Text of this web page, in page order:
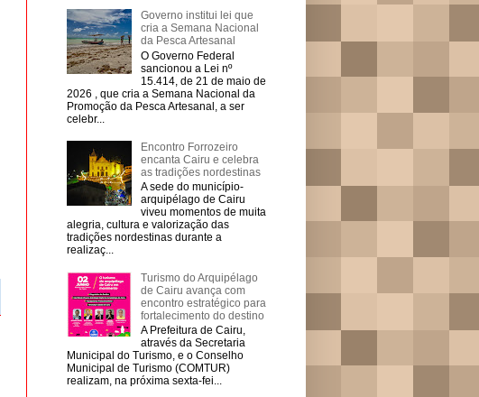
Governo institui lei que
cria a Semana Nacional
da Pesca Artesanal
O Governo Federal
sancionou a Lei nº
15.414, de 21 de maio de
2026 , que cria a Semana Nacional da
Promoção da Pesca Artesanal, a ser
celebr...
Encontro Forrozeiro
encanta Cairu e celebra
as tradições nordestinas
A sede do município-
arquipélago de Cairu
viveu momentos de muita
alegria, cultura e valorização das
tradições nordestinas durante a
realizaç...
Turismo do Arquipélago
de Cairu avança com
encontro estratégico para
fortalecimento do destino
A Prefeitura de Cairu,
através da Secretaria
Municipal do Turismo, e o Conselho
Municipal de Turismo (COMTUR)
realizam, na próxima sexta-fei...